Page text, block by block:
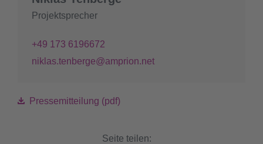
Projektsprecher
+49 173 6196672
niklas.tenberge@amprion.net
Pressemitteilung (pdf)
Seite teilen: